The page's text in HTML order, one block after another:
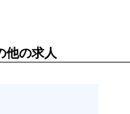
他の求人